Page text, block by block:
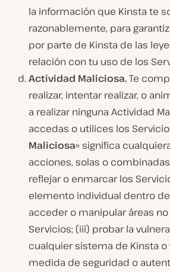
la información que Kinsta te
razonablemente, para
por parte de Kinsta de las
relación con tu uso de los
Actividad Maliciosa.Te
realizar, intentar realizar, o
a realizar ninguna Actividad
accedas o utilices los
Maliciosa» significa
acciones, solas o
reflejar o enmarcar los
elemento individual dentro
acceder o manipular áreas
Servicios; (iii) probar la
cualquier sistema de Kinsta
medida de seguridad o